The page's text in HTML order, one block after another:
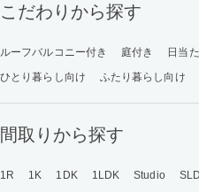
こだわりから探す
ルーフバルコニー付き 庭付き 日当
ひとり暮らし向け
ふたり暮らし向け
間取りから探す
1R 1K 1DK 1LDK Studio